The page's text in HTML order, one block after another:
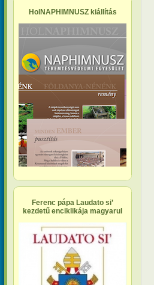
HolNAPHIMNUSZ kiállítás
Ferenc pápa Laudato si’
kezdetű enciklikája magyarul